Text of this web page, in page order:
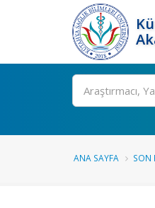
Ara
ANA SAYFA SON